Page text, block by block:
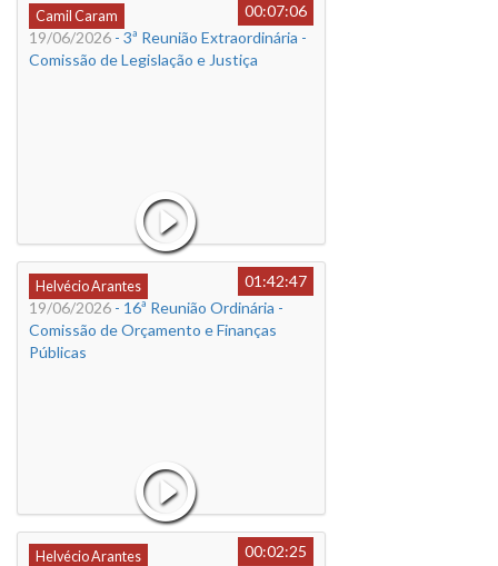
Camil Caram
00:07:06
19/06/2026 - 3ª Reunião Extraordinária -
Comissão de Legislação e Justiça
Helvécio Arantes
01:42:47
19/06/2026 - 16ª Reunião Ordinária -
Comissão de Orçamento e Finanças
Públicas
Helvécio Arantes
00:02:25